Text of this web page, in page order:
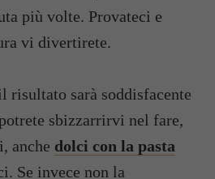
più volte. Provateci e
vi divertirete.
risultato sarà soddisfacente
sbizzarrirvi nel fare,
anche dolci con la pasta
Se invece non la